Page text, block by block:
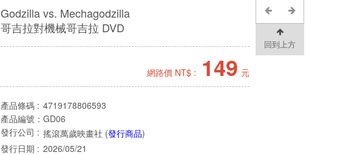
回到上方
Godzilla vs. Mechagodzilla
哥吉拉對機械哥吉拉 DVD
網路價 NT$ : 149 元
產品條碼 : 4719178806593
產品編號： GD06
發行公司 : 搖滾萬歲映畫社 (發行商品)
發行日期 : 2026/05/21